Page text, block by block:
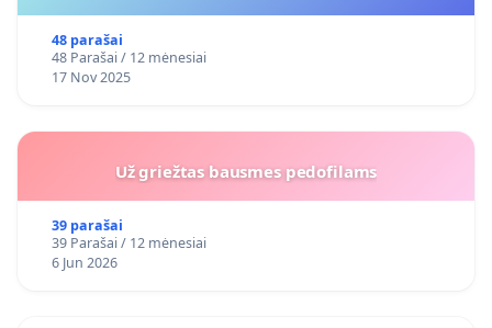
48 parašai
48 Parašai / 12 mėnesiai
17 Nov 2025
Už griežtas bausmes pedofilams
39 parašai
39 Parašai / 12 mėnesiai
6 Jun 2026